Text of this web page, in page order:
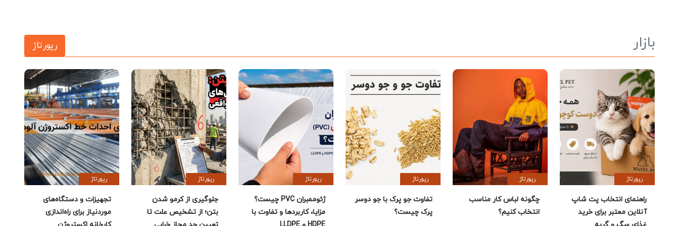
بازار رپورتاژ
رپورتاژ
راهنمای انتخاب پت شاپ
آنلاین معتبر برای خرید
رپورتاژ
چگونه لباس کار مناسب
انتخاب کنیم؟
رپورتاژ
تفاوت جو پرک با جو دوسر
پرک چیست؟
رپورتاژ
ژئوممبران PVC چیست؟
مزایا، کاربردها و تفاوت با
رپورتاژ
جلوگیری از کرمو شدن
بتن؛ از تشخیص علت تا
رپورتاژ
تجهیزات و دستگاه‌های
موردنیاز برای راه‌اندازی